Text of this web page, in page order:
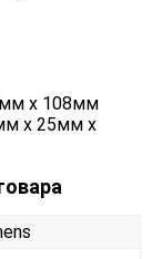
x 108мм
x 25мм x